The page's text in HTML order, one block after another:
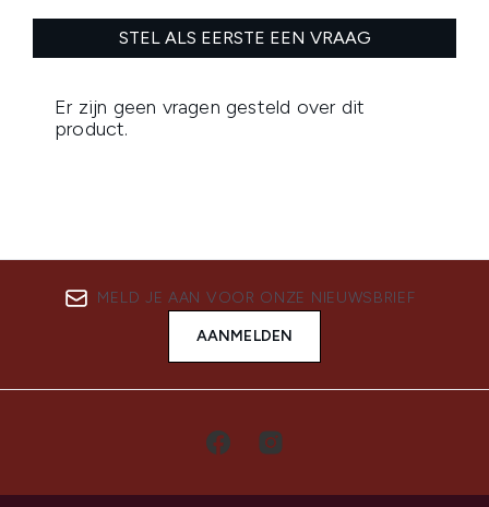
MELD JE AAN VOOR ONZE NIEUWSBRIEF
AANMELDEN